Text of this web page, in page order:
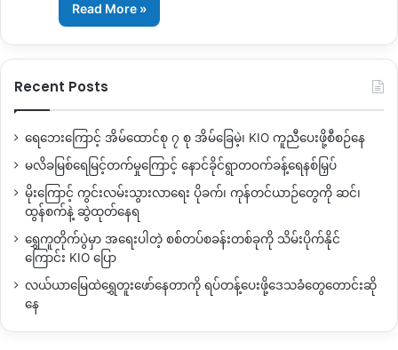
Read More »
Recent Posts
ရေဘေးကြောင့် အိမ်ထောင်စု ၇ စု အိမ်ခြေမဲ့၊ KIO ကူညီပေးဖို့စီစဉ်နေ
မလိခမြစ်ရေမြင့်တက်မှုကြောင့် နောင်ခိုင်ရွာတဝက်ခန့်ရေနစ်မြှပ်
မိုးကြောင့် ကွင်းလမ်းသွားလာရေး ပိုခက်၊ ကုန်တင်ယာဉ်တွေကို ဆင်၊
ထွန်စက်နဲ့ ဆွဲထုတ်နေရ
ရွှေကူတိုက်ပွဲမှာ အရေးပါတဲ့ စစ်တပ်စခန်းတစ်ခုကို သိမ်းပိုက်နိုင်
ကြောင်း KIO ပြော
လယ်ယာမြေထဲရွှေတူးဖော်နေတာကို ရပ်တန့်ပေးဖို့ဒေသခံတွေတောင်းဆို
နေ